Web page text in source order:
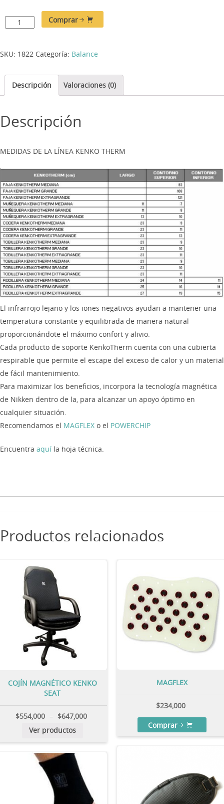
Comprar
SKU: 1822 Categoría: Balance
Descripción Valoraciones (0)
Descripción
MEDIDAS DE LA LÍNEA KENKO THERM
El infrarrojo lejano y los iones negativos ayudan a mantener una
temperatura constante y equilibrada de manera natural
proporcionándote el máximo confort y alivio.
Cada producto de soporte KenkoTherm cuenta con una cubierta
respirable que permite el escape del exceso de calor y un material
de fácil mantenimiento.
Para maximizar los beneficios, incorpora la tecnología magnética
de Nikken dentro de la, para alcanzar un apoyo óptimo en
cualquier situación.
Recomendamos el MAGFLEX o el POWERCHIP
Encuentra aquí la hoja técnica.
Productos relacionados
COJÍN MAGNÉTICO KENKO
SEAT
$554,000 – $647,000
Ver productos
MAGFLEX
$234,000
Comprar